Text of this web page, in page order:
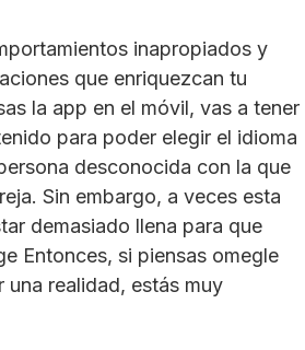
inapropiados y
que enriquezcan tu
la app en el móvil, vas a tener
para poder elegir el idioma
desconocida con la que
Sin embargo, a veces esta
demasiado llena para que
Entonces, si piensas omegle
una realidad, estás muy